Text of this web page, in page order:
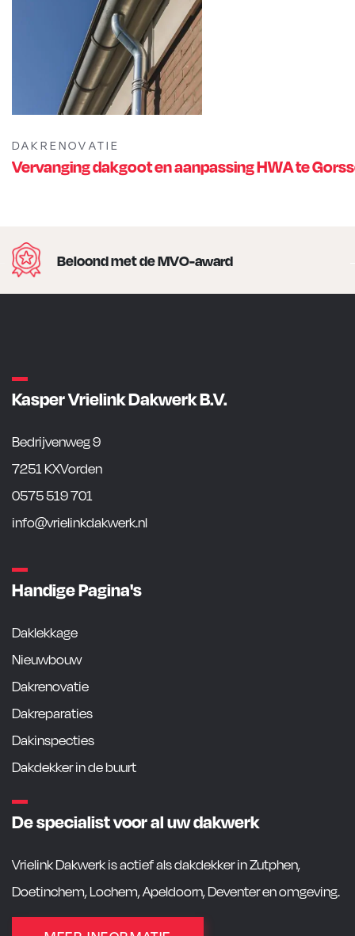
DAKRENOVATIE
Vervanging dakgoot en aanpassing HWA te
Beloond met de MVO-award
Kasper Vrielink Dakwerk B.V.
Bedrijvenweg 9
7251 KXVorden
0575 519 701
info@vrielinkdakwerk.nl
Handige Pagina's
Daklekkage
Nieuwbouw
Dakrenovatie
Dakreparaties
Dakinspecties
Dakdekker in de buurt
De specialist voor al uw dakwerk
Vrielink Dakwerk is actief als dakdekker in Zutphen,
Doetinchem, Lochem, Apeldoorn, Deventer en omgeving.